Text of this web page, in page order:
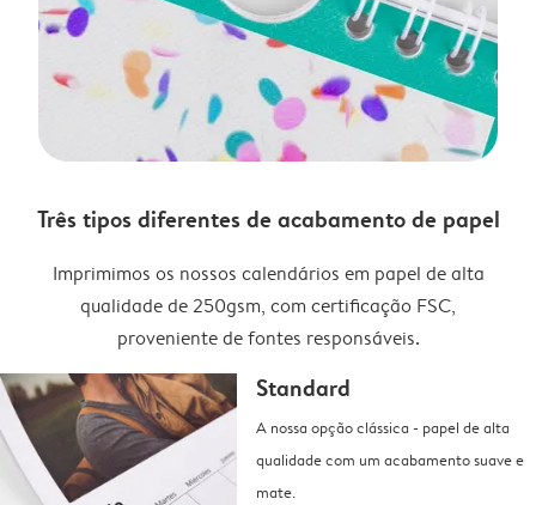
Três tipos diferentes de acabamento de papel
Imprimimos os nossos calendários em papel de alta
qualidade de 250gsm, com certificação FSC,
proveniente de fontes responsáveis.
Standard
A nossa opção clássica - papel de alta
qualidade com um acabamento suave e
mate.